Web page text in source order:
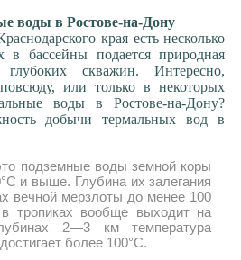
воды в Ростове-на-Дону
края есть несколько
в бассейны подается природная
скважин. Интересно,
или только в некоторых
воды в Ростове-на-Дону?
добычи термальных вод в
подземные воды земной коры
и выше. Глубина их залегания
вечной мерзлоты до менее 100
тропиках вообще выходит на
2—3 км температура
более 100°С.